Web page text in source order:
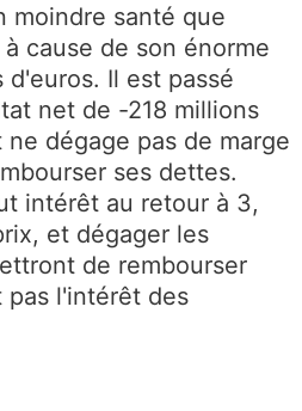
moindre santé que
cause de son énorme
Il est passé
net de -218 millions
dégage pas de marge
ses dettes.
intérêt au retour à 3,
et dégager les
de rembourser
pas l'intérêt des